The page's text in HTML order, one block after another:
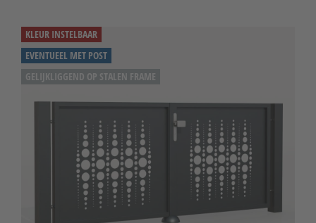
KLEUR INSTELBAAR
EVENTUEEL MET POST
GELIJKLIGGEND OP STALEN FRAME